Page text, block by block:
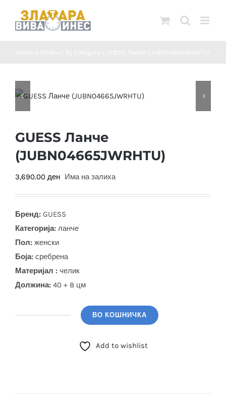
GUESS Ланче
(JUBN04665JWRHTU)
3,690.00 ден Има на залиха
Бренд: GUESS
Категорија: ланче
Пол: женски
Боја: сребрена
Материјал : челик
Должина: 40 + 8 цм
(JUBN04665JWRHTU)
ВО КОШНИЧКА
Add to wishlist